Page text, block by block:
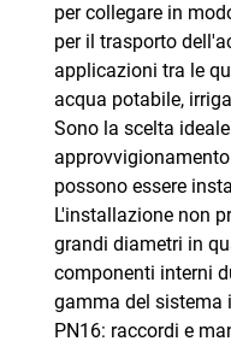
per collegare in
per il trasporto
applicazioni tra le
acqua potabile,
Sono la scelta
possono essere
L'installazione non
grandi diametri in
componenti interni
gamma del sistema
PN16: raccordi e